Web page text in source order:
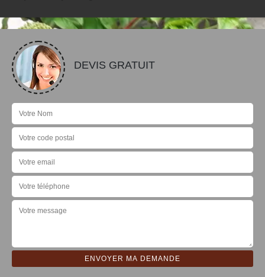
DEVIS GRATUIT